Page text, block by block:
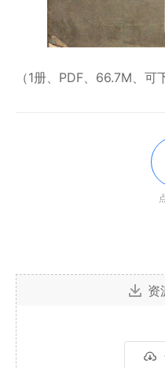
（1册、PDF、66.7M、可
资